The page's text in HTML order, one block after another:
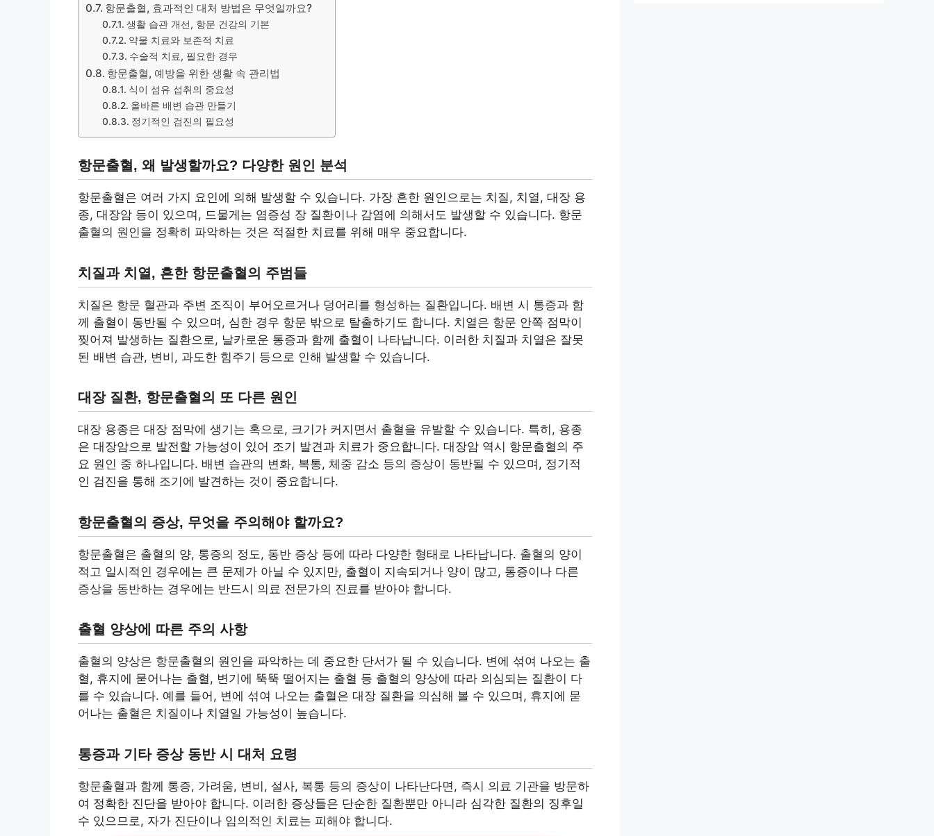
항문출혈, 효과적인 대처 방법은 무엇일까요?
생활 습관 개선, 항문 건강의 기본
약물 치료와 보존적 치료
수술적 치료, 필요한 경우
항문출혈, 예방을 위한 생활 속 관리법
식이 섬유 섭취의 중요성
올바른 배변 습관 만들기
정기적인 검진의 필요성
항문출혈, 왜 발생할까요? 다양한 원인 분석
항문출혈은 여러 가지 요인에 의해 발생할 수 있습니다. 가장 흔한 원인으로는 치질, 치열, 대장 용
종, 대장암 등이 있으며, 드물게는 염증성 장 질환이나 감염에 의해서도 발생할 수 있습니다. 항문
출혈의 원인을 정확히 파악하는 것은 적절한 치료를 위해 매우 중요합니다.
치질과 치열, 흔한 항문출혈의 주범들
치질은 항문 혈관과 주변 조직이 부어오르거나 덩어리를 형성하는 질환입니다. 배변 시 통증과 함
께 출혈이 동반될 수 있으며, 심한 경우 항문 밖으로 탈출하기도 합니다. 치열은 항문 안쪽 점막이
찢어져 발생하는 질환으로, 날카로운 통증과 함께 출혈이 나타납니다. 이러한 치질과 치열은 잘못
된 배변 습관, 변비, 과도한 힘주기 등으로 인해 발생할 수 있습니다.
대장 질환, 항문출혈의 또 다른 원인
대장 용종은 대장 점막에 생기는 혹으로, 크기가 커지면서 출혈을 유발할 수 있습니다. 특히, 용종
은 대장암으로 발전할 가능성이 있어 조기 발견과 치료가 중요합니다. 대장암 역시 항문출혈의 주
요 원인 중 하나입니다. 배변 습관의 변화, 복통, 체중 감소 등의 증상이 동반될 수 있으며, 정기적
인 검진을 통해 조기에 발견하는 것이 중요합니다.
항문출혈의 증상, 무엇을 주의해야 할까요?
항문출혈은 출혈의 양, 통증의 정도, 동반 증상 등에 따라 다양한 형태로 나타납니다. 출혈의 양이
적고 일시적인 경우에는 큰 문제가 아닐 수 있지만, 출혈이 지속되거나 양이 많고, 통증이나 다른
증상을 동반하는 경우에는 반드시 의료 전문가의 진료를 받아야 합니다.
출혈 양상에 따른 주의 사항
출혈의 양상은 항문출혈의 원인을 파악하는 데 중요한 단서가 될 수 있습니다. 변에 섞여 나오는 출
혈, 휴지에 묻어나는 출혈, 변기에 뚝뚝 떨어지는 출혈 등 출혈의 양상에 따라 의심되는 질환이 다
를 수 있습니다. 예를 들어, 변에 섞여 나오는 출혈은 대장 질환을 의심해 볼 수 있으며, 휴지에 묻
어나는 출혈은 치질이나 치열일 가능성이 높습니다.
통증과 기타 증상 동반 시 대처 요령
항문출혈과 함께 통증, 가려움, 변비, 설사, 복통 등의 증상이 나타난다면, 즉시 의료 기관을 방문하
여 정확한 진단을 받아야 합니다. 이러한 증상들은 단순한 질환뿐만 아니라 심각한 질환의 징후일
수 있으므로, 자가 진단이나 임의적인 치료는 피해야 합니다.